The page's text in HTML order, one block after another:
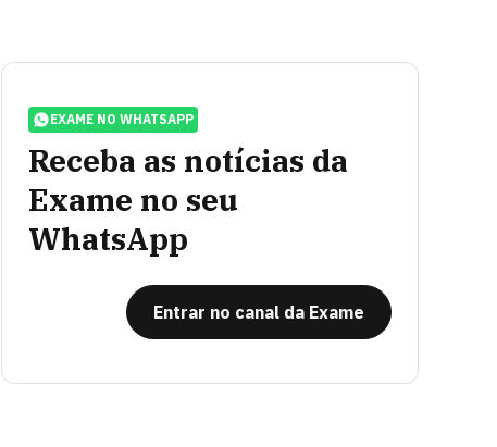
EXAME NO WHATSAPP
Receba as notícias da
Exame no seu
WhatsApp
Entrar no canal da Exame